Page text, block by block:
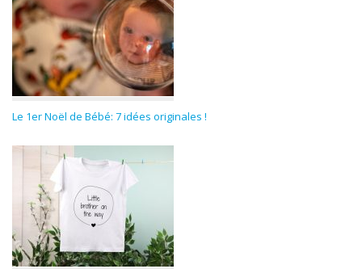
Le 1er Noël de Bébé: 7 idées originales !